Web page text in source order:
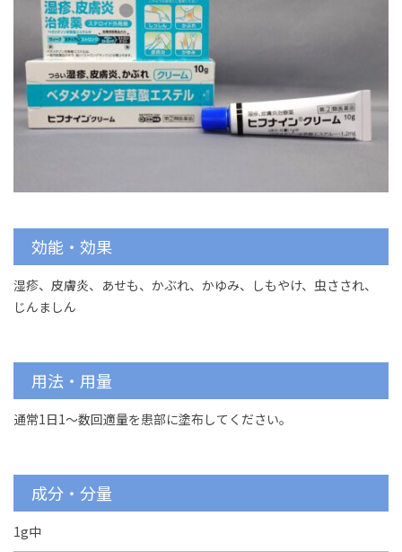
効能・効果
湿疹、皮膚炎、あせも、かぶれ、かゆみ、しもやけ、虫さされ、
じんましん
用法・用量
通常1日1～数回適量を患部に塗布してください。
成分・分量
1g中